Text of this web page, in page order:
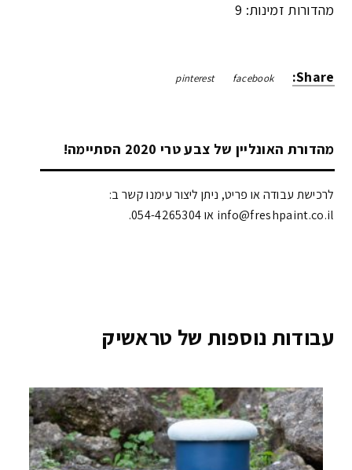
מהדורות זמינות: 9
Share:
facebook
pinterest
מהדורת האונליין של צבע טרי 2020 הסתיימה!
לרכישת עבודה או פריט, ניתן ליצור עימנו קשר ב:
info@freshpaint.co.il‏ או 054-4265304.
עבודות נוספות של טראשיק